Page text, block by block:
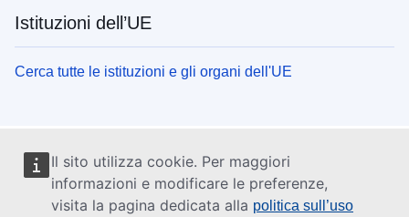
Il sito utilizza cookie. Per maggiori
informazioni e modificare le preferenze,
visita la pagina dedicata alla politica sull’uso
Istituzioni dell’UE
Cerca tutte le istituzioni e gli organi dell'UE